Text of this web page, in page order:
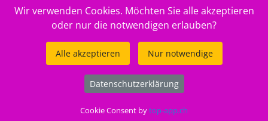
Sie ist zudem Mitglied des Schweizer Portalswww.sciences-
Stiftung Bibliothek Werner Oechslin
Wir verwenden Cookies. Möchten Sie alle akzeptieren
oder nur die notwendigen erlauben?
Alle akzeptieren Nur notwendige
Datenschutzerklärung
Cookie Consent bytop-app.ch